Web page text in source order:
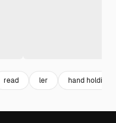
read ler hand holding